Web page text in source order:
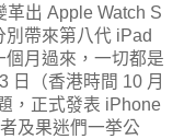
革出 Apple Watch S
帶來第八代 iPad
個月過來，一切都是
日（香港時間 10 月
，正式發表 iPhone
及果迷們一挙公